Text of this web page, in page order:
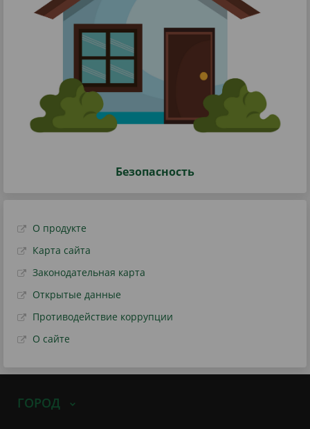
Безопасность
О продукте
Карта сайта
Законодательная карта
Открытые данные
Противодействие коррупции
О сайте
ГОРОД